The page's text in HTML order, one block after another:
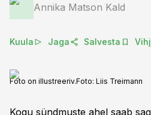
Annika Matson Kald
Kuula Jaga Salvesta
Foto on illustreeriv.Foto: Liis Treimann
Kogu sündmuste ahel saab